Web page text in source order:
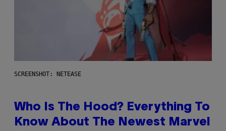
SCREENSHOT: NETEASE
Who Is The Hood? Everything To
Know About The Newest Marvel